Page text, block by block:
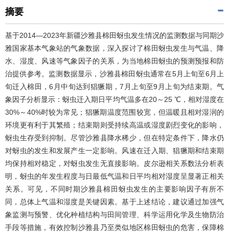
摘要
基于2014―2023年新疆沙雅县棉田蚜虫发生情况的监测数据与同期沙
雅国家基本气象站的气象数据，深入探讨了棉田蚜虫发生与气温、降
水、湿度、风速等气象因子的关系，为当地棉田蚜虫的预测预报和防
治提供参考。监测数据显示，沙雅县棉田蚜虫通常在5月上旬至6月上
旬迁入棉田，6月中旬达到猖獗期，7月上旬至9月上旬为结束期。气
象因子分析显示：蚜虫迁入期日平均气温多在20～25 ℃，相对湿度在
30%～40%时较为常见；猖獗期温度范围较宽，但温暖且相对湿润的
环境更有利于其繁殖；结束期则受持续高温或湿度剧烈变化的影响，
蚜虫生存受到抑制。尽管沙雅县降水稀少，但在特定条件下，降水仍
对蚜虫的发生和发展产生一定影响。风速在迁入期、猖獗期和结束期
均保持相对稳定，对蚜虫发生无直接影响。皮尔逊相关系数法分析表
明，蚜虫的年发生程度与日最低气温和日平均相对湿度呈显著正相关
关系。可见，不同时期沙雅县棉田蚜虫发生的主要影响因子有所不
同，总体上气温和湿度是关键因素。基于上述结论，建议通过加强气
象监测与预警、优化种植结构与田间管理、科学运用化学及生物防治
手段等措施，有效控制沙雅县乃至类似地区棉田蚜虫的危害，保障棉